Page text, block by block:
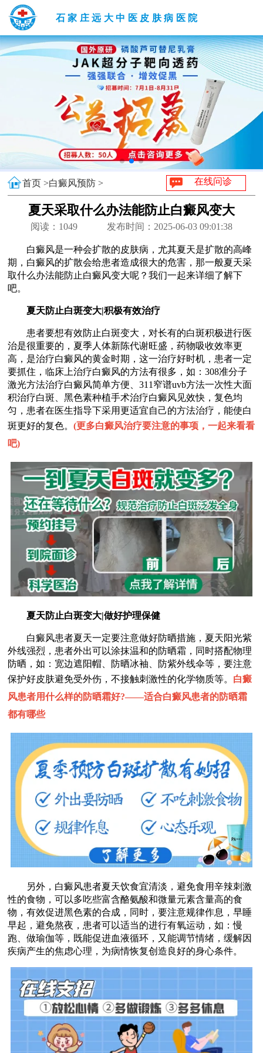
石家庄远大中医皮肤病医院
首页 >白癜风预防 > 在线问诊
夏天采取什么办法能防止白癜风变大
阅读： 1049 发布时间：2025-06-03 09:01:38
白癜风是一种会扩散的皮肤病，尤其夏天是扩散的高峰
期，白癜风的扩散会给患者造成很大的危害，那一般夏天采
取什么办法能防止白癜风变大呢？我们一起来详细了解下
吧。
夏天防止白斑变大|积极有效治疗
患者要想有效防止白斑变大，对长有的白斑积极进行医
治是很重要的，夏季人体新陈代谢旺盛，药物吸收效率更
高，是治疗白癜风的黄金时期，这一治疗好时机，患者一定
要抓住，临床上治疗白癜风的方法有很多，如：308准分子
激光方法治疗白癜风简单方便、311窄谱uvb方法一次性大面
积治疗白斑、黑色素种植手术治疗白癜风见效快，复色均
匀，患者在医生指导下采用更适宜自己的方法治疗，能使白
斑更好的复色。(更多白癜风治疗要注意的事项，一起来看看
吧)
夏天防止白斑变大|做好护理保健
白癜风患者夏天一定要注意做好防晒措施，夏天阳光紫
外线强烈，患者外出可以涂抹温和的防晒霜，同时搭配物理
防晒，如：宽边遮阳帽、防晒冰袖、防紫外线伞等，要注意
保护好皮肤避免受外伤，不接触刺激性的化学物质等。 白癜
风患者用什么样的防晒霜好?——适合白癜风患者的防晒霜
都有哪些
另外，白癜风患者夏天饮食宜清淡，避免食用辛辣刺激
性的食物，可以多吃些富含酪氨酸和微量元素含量高的食
物，有效促进黑色素的合成，同时，要注意规律作息，早睡
早起，避免熬夜，患者可以适当的进行有氧运动，如：慢
跑、做瑜伽等，既能促进血液循环，又能调节情绪，缓解因
疾病产生的焦虑心理，为病情恢复创造良好的身心条件。